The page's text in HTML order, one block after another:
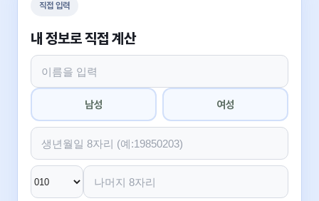
직접 입력
내 정보로 직접 계산
남성 여성